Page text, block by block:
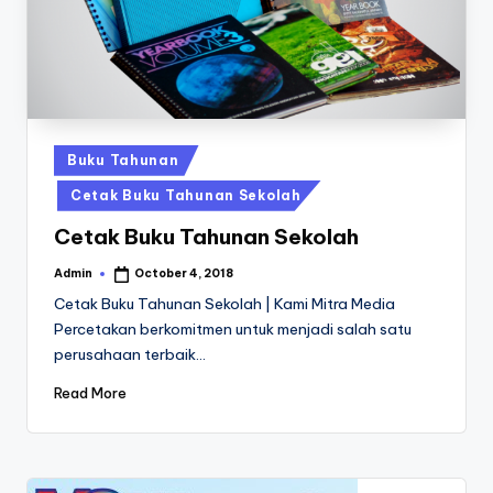
1
6
Posted
in
Buku Tahunan
Cetak Buku Tahunan Sekolah
Cetak Buku Tahunan Sekolah
Posted
Admin October 4, 2018
Cetak Buku Tahunan Sekolah | Kami Mitra Media
Percetakan berkomitmen untuk menjadi salah satu
perusahaan terbaik…
Read More